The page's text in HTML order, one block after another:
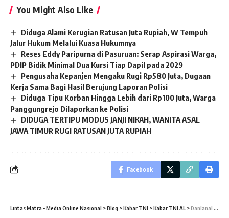
You Might Also Like
Diduga Alami Kerugian Ratusan Juta Rupiah, W Tempuh
Jalur Hukum Melalui Kuasa Hukumnya
Reses Eddy Paripurna di Pasuruan: Serap Aspirasi Warga,
PDIP Bidik Minimal Dua Kursi Tiap Dapil pada 2029
Pengusaha Kepanjen Mengaku Rugi Rp580 Juta, Dugaan
Kerja Sama Bagi Hasil Berujung Laporan Polisi
Diduga Tipu Korban Hingga Lebih dari Rp100 Juta, Warga
Panggungrejo Dilaporkan ke Polisi
DIDUGA TERTIPU MODUS JANJI NIKAH, WANITA ASAL
JAWA TIMUR RUGI RATUSAN JUTA RUPIAH
Facebook
Lintas Matra - Media Online Nasional >Blog >Kabar TNI >Kabar TNI AL >Danlanal Semarang Hadiri Rakor Dalam Rangka Menjaga Kondusifitas Di Wilayah Jateng Bersama Forkopimda Jateng Lantamal V